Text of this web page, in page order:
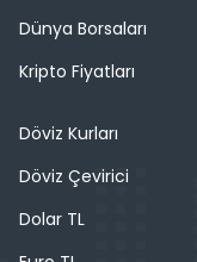
Dünya Borsaları
Kripto Fiyatları
Döviz Kurları
Döviz Çevirici
Dolar TL